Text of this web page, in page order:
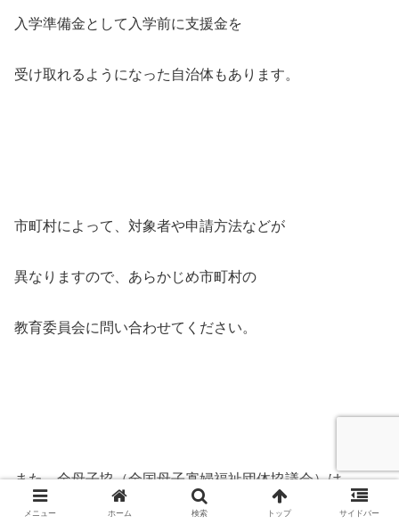
入学準備金として入学前に支援金を
受け取れるようになった自治体もあります。
市町村によって、対象者や申請方法などが
異なりますので、あらかじめ市町村の
教育委員会に問い合わせてください。
また、全母子協（全国母子寡婦福祉団体協議会）は、
メニュー ホーム 検索 トップ サイドバー